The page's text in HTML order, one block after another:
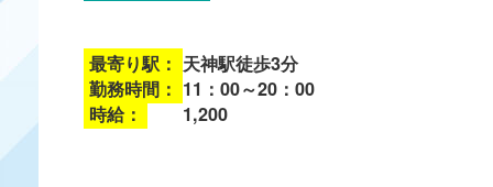
最寄り駅： 天神駅徒歩3分
勤務時間： 11：00～20：00
時給：
1,200